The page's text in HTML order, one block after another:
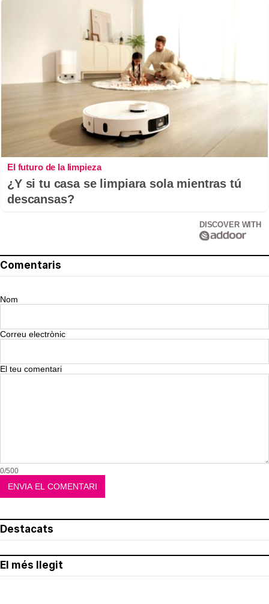
El futuro de la limpieza
¿Y si tu casa se limpiara sola mientras tú
descansas?
DISCOVER WITH
Comentaris
Nom
Correu electrònic
El teu comentari
0/500
Destacats
El més llegit